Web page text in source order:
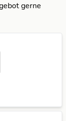
gerne